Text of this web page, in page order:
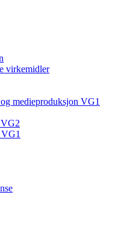
virkemidler
medieproduksjon VG1